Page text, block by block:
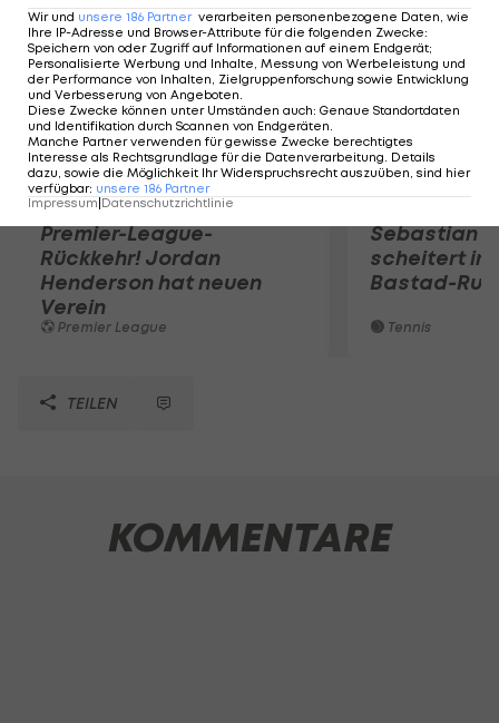
Premier-League-
Rückkehr! Jordan
Henderson hat neuen
Verein
Premier League
Sebastian
scheitert in
Bastad-
Tennis
TEILEN
KOMMENTARE
Wir und unsere 186 Partner verarbeiten personenbezogene Daten, wie
Ihre IP-Adresse und Browser-Attribute für die folgenden Zwecke:
Speichern von oder Zugriff auf Informationen auf einem Endgerät;
Personalisierte Werbung und Inhalte, Messung von Werbeleistung und
der Performance von Inhalten, Zielgruppenforschung sowie Entwicklung
und Verbesserung von Angeboten.
Diese Zwecke können unter Umständen auch: Genaue Standortdaten
und Identifikation durch Scannen von Endgeräten.
Manche Partner verwenden für gewisse Zwecke berechtigtes
Interesse als Rechtsgrundlage für die Datenverarbeitung. Details
dazu, sowie die Möglichkeit Ihr Widerspruchsrecht auszuüben, sind hier
verfügbar: unsere 186 Partner
Impressum Datenschutzrichtlinie